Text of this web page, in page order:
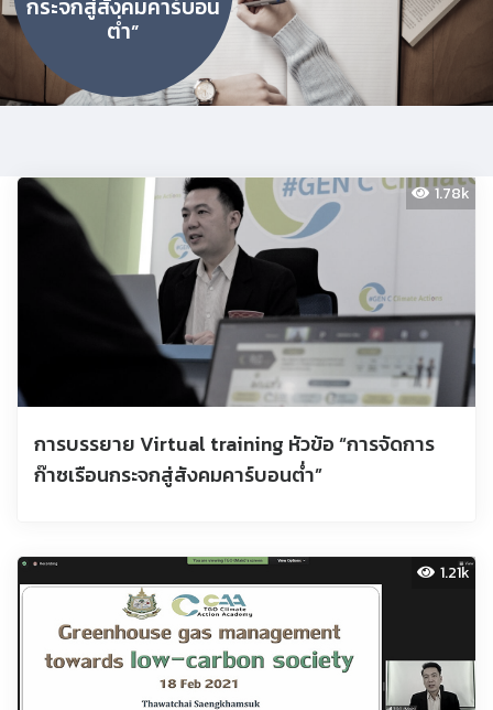
Training หัวข้อ “การ
จัดการก๊าซเรือน
กระจกสู่สังคมคาร์บอน
ต่ำ”
1.78k
การบรรยาย Virtual training หัวข้อ “การจัดการ
ก๊าซเรือนกระจกสู่สังคมคาร์บอนต่ำ”
1.21k